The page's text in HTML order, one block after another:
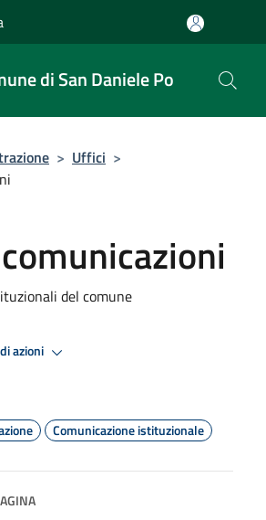
di San Daniele Po
> Uffici >
del comune
azioni
Comunicazione istituzionale